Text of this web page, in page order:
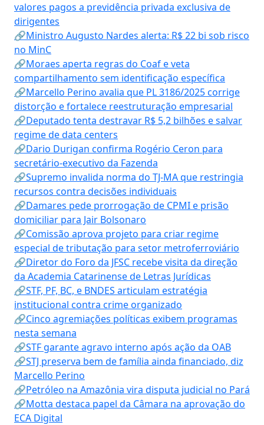
valores pagos a previdência privada exclusiva de
dirigentes
🔗Ministro Augusto Nardes alerta: R$ 22 bi sob risco
no MinC
🔗Moraes aperta regras do Coaf e veta
compartilhamento sem identificação específica
🔗Marcello Perino avalia que PL 3186/2025 corrige
distorção e fortalece reestruturação empresarial
🔗Deputado tenta destravar R$ 5,2 bilhões e salvar
regime de data centers
🔗Dario Durigan confirma Rogério Ceron para
secretário-executivo da Fazenda
🔗Supremo invalida norma do TJ-MA que restringia
recursos contra decisões individuais
🔗Damares pede prorrogação de CPMI e prisão
domiciliar para Jair Bolsonaro
🔗Comissão aprova projeto para criar regime
especial de tributação para setor metroferroviário
🔗Diretor do Foro da JFSC recebe visita da direção
da Academia Catarinense de Letras Jurídicas
🔗STF, PF, BC, e BNDES articulam estratégia
institucional contra crime organizado
🔗Cinco agremiações políticas exibem programas
nesta semana
🔗STF garante agravo interno após ação da OAB
🔗STJ preserva bem de família ainda financiado, diz
Marcello Perino
🔗Petróleo na Amazônia vira disputa judicial no Pará
🔗Motta destaca papel da Câmara na aprovação do
ECA Digital